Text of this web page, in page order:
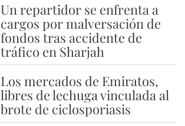
Un repartidor se enfrenta a
cargos por malversación de
fondos tras accidente de
tráfico en Sharjah
Los mercados de Emiratos,
libres de lechuga vinculada al
brote de ciclosporiasis